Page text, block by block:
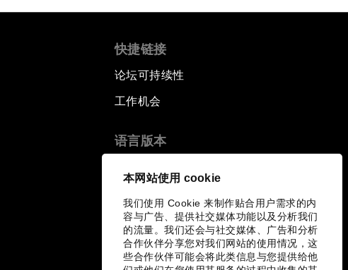
本网站使用 cookie
我们使用 Cookie 来制作贴合用户需求的内
容与广告、提供社交媒体功能以及分析我们
的流量。我们还会与社交媒体、广告和分析
合作伙伴分享您对我们网站的使用情况，这
些合作伙伴可能会将此类信息与您提供给他
快捷链接
论坛可持续性
工作机会
语言版本